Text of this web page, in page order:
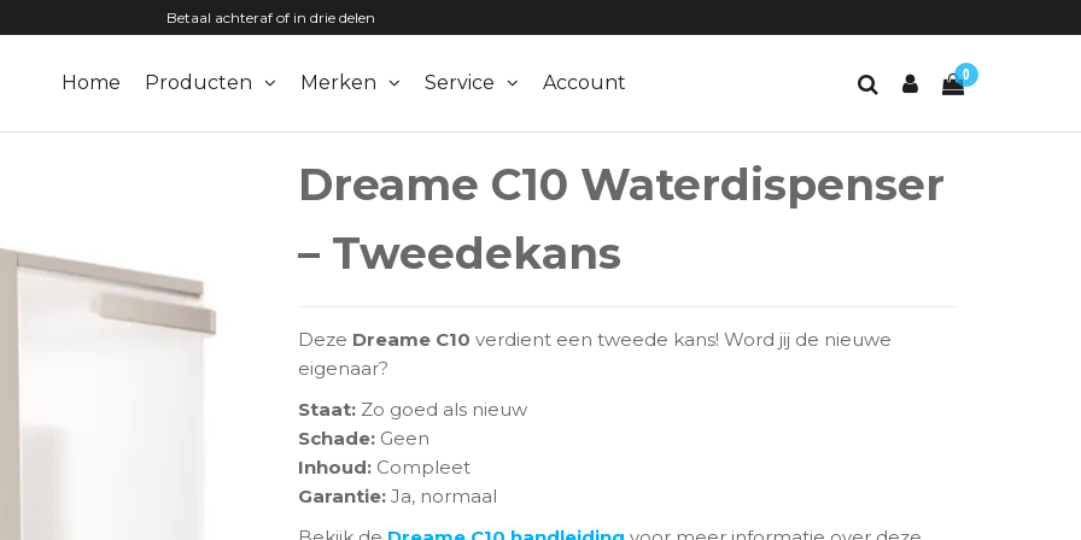
Betaal achteraf of in drie delen
0
Home Producten Merken Service Account
Dreame C10 Waterdispenser
– Tweedekans
Deze Dreame C10 verdient een tweede kans! Word jij de nieuwe
eigenaar?
Staat:Zo goed als nieuw
Schade:Geen
Inhoud:Compleet
Garantie:Ja, normaal